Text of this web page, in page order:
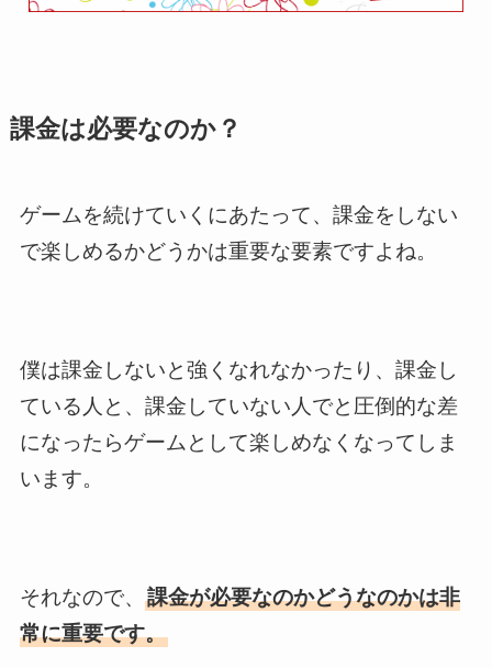
課金は必要なのか？
ゲームを続けていくにあたって、課金をしない
で楽しめるかどうかは重要な要素ですよね。
僕は課金しないと強くなれなかったり、課金し
ている人と、課金していない人でと圧倒的な差
になったらゲームとして楽しめなくなってしま
います。
それなので、 課金が必要なのかどうなのかは非
常に重要です。